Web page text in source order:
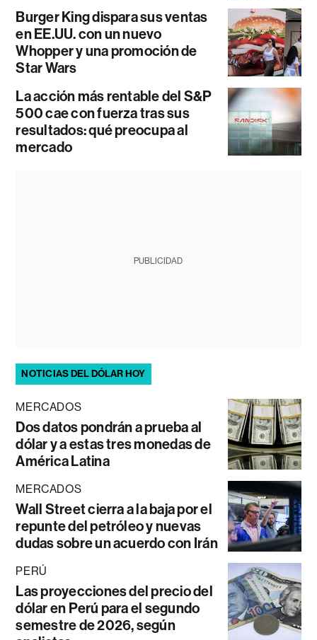
Burger King dispara sus ventas
en EE.UU. con un nuevo
Whopper y una promoción de
Star Wars
La acción más rentable del S&P
500 cae con fuerza tras sus
resultados: qué preocupa al
mercado
PUBLICIDAD
NOTICIAS DEL DÓLAR HOY
MERCADOS
Dos datos pondrán a prueba al
dólar y a estas tres monedas de
América Latina
MERCADOS
Wall Street cierra a la baja por el
repunte del petróleo y nuevas
dudas sobre un acuerdo con Irán
PERÚ
Las proyecciones del precio del
dólar en Perú para el segundo
semestre de 2026, según